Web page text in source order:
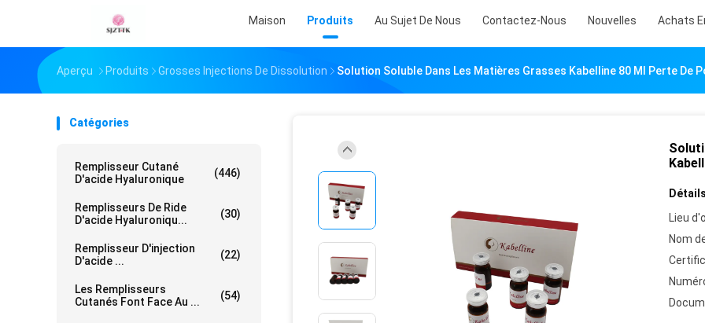
Maison Produits Au Sujet De Nous Contactez-Nous Nouvelles Achats
Aperçu Produits Grosses Injections De Dissolution Solution Soluble Dans Les Matières Grasses Kabelline 80 Ml Perte De
Catégories
Remplisseur Cutané
D'acide Hyaluronique
(446)
Remplisseurs De Ride
D'acide Hyaluroniqu...
(30)
Remplisseur D'injection
D'acide ...
(22)
Les Remplisseurs
Cutanés Font Face Au ...
(54)
Lieu
Nom